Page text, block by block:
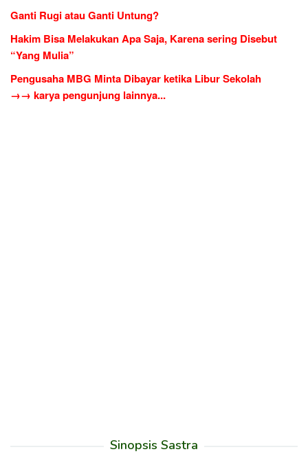
Ganti Rugi atau Ganti Untung?
Hakim Bisa Melakukan Apa Saja, Karena sering Disebut
“Yang Mulia”
Pengusaha MBG Minta Dibayar ketika Libur Sekolah
→→ karya pengunjung lainnya...
Sinopsis Sastra